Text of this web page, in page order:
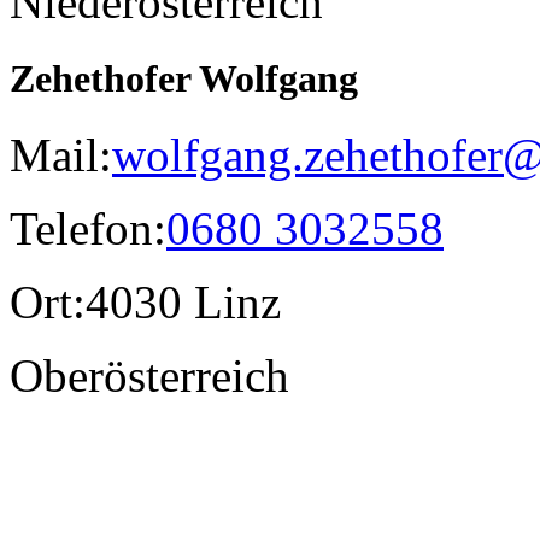
Zehethofer Wolfgang
Mail:
Telefon:0680 3032558
Ort:4030 Linz
Oberösterreich